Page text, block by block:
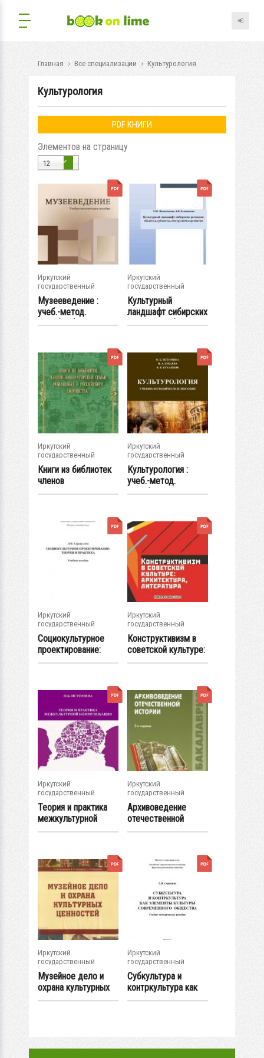
Главная Все специализации Культурология
Культурология
PDF КНИГИ
Элементов на страницу
12
Иркутский
государственный
университет
Музееведение :
учеб.-метод.
пособие (4-е изд.,...
Иркутский
государственный
университет
Культурный
ландшафт сибирских
регионов: объекты,...
Иркутский
государственный
университет
Книги из библиотек
членов
Императорской
Иркутский
государственный
университет
Культурология :
учеб.-метод.
пособие
Иркутский
государственный
университет
Социокультурное
проектирование:
теория и практика...
Иркутский
государственный
университет
Конструктивизм в
советской культуре:
архитектура...
Иркутский
государственный
университет
Теория и практика
межкультурной
коммуникации :...
Иркутский
государственный
университет
Архивоведение
отечественной
истории : учеб....
Иркутский
государственный
университет
Музейное дело и
охрана культурных
ценностей :...
Иркутский
государственный
университет
Субкультура и
контркультура как
элементы...